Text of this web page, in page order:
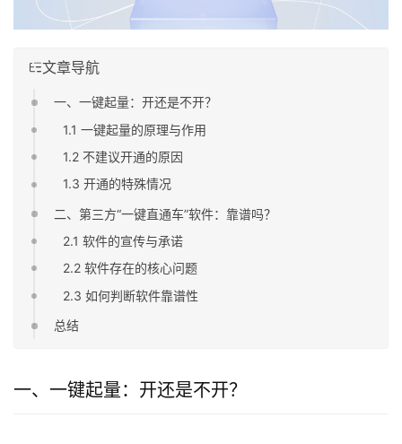
文章导航
一、一键起量：开还是不开？
1.1 一键起量的原理与作用
1.2 不建议开通的原因
1.3 开通的特殊情况
二、第三方“一键直通车”软件：靠谱吗？
2.1 软件的宣传与承诺
2.2 软件存在的核心问题
2.3 如何判断软件靠谱性
总结
一、一键起量：开还是不开？